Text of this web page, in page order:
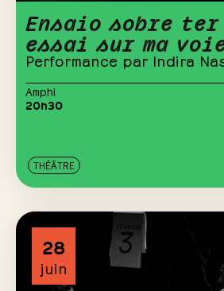
Ensaio sobre ter
essai sur ma
Performance par Indira
Amphi
20h30
THÉÂTRE
28
juin